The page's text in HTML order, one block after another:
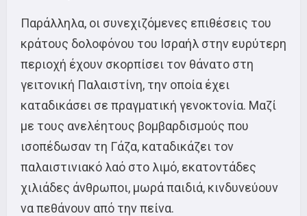
Παράλληλα, οι συνεχιζόμενες επιθέσεις του
κράτους δολοφόνου του Ισραήλ στην ευρύτερη
περιοχή έχουν σκορπίσει τον θάνατο στη
γειτονική Παλαιστίνη, την οποία έχει
καταδικάσει σε πραγματική γενοκτονία. Μαζί
με τους ανελέητους βομβαρδισμούς που
ισοπέδωσαν τη Γάζα, καταδικάζει τον
παλαιστινιακό λαό στο λιμό, εκατοντάδες
χιλιάδες άνθρωποι, μωρά παιδιά, κινδυνεύουν
να πεθάνουν από την πείνα.